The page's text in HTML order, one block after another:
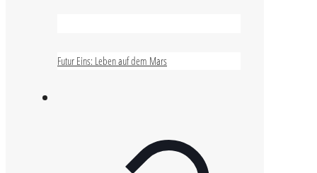
Futur Eins: Leben auf dem Mars